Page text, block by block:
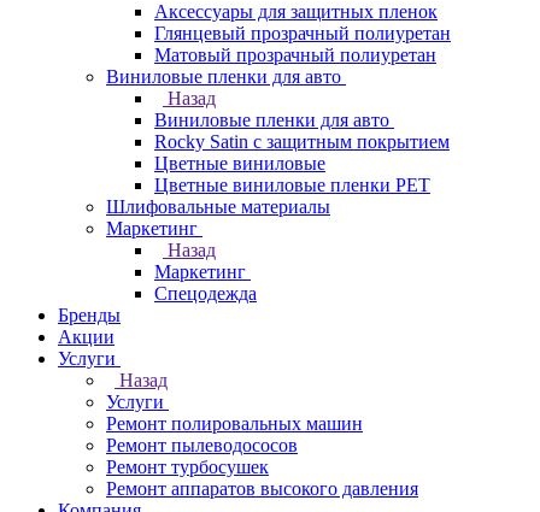
Аксессуары для защитных пленок
Глянцевый прозрачный полиуретан
Матовый прозрачный полиуретан
Виниловые пленки для авто
Назад
Виниловые пленки для авто
Rocky Satin с защитным покрытием
Цветные виниловые
Цветные виниловые пленки PET
Шлифовальные материалы
Маркетинг
Назад
Маркетинг
Спецодежда
Бренды
Акции
Услуги
Назад
Услуги
Ремонт полировальных машин
Ремонт пылеводососов
Ремонт турбосушек
Ремонт аппаратов высокого давления